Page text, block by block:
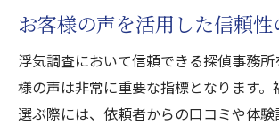
お客様の声を活用した信頼
浮気調査において信頼できる探偵事務
様の声は非常に重要な指標となります。
選ぶ際には、依頼者からの口コミや体